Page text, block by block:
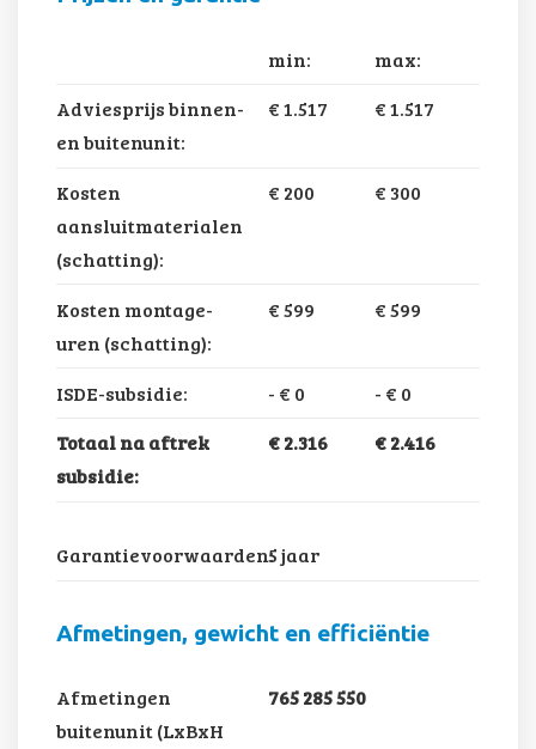
min:
max:
Adviesprijs binnen-
en buitenunit:
€ 1.517 € 1.517
Kosten
aansluitmaterialen
(schatting):
€ 200 € 300
Kosten montage-
uren (schatting):
€ 599 € 599
ISDE-subsidie: - € 0 - € 0
Totaal na aftrek
subsidie:
€ 2.316 € 2.416
Garantievoorwaarden:5 jaar
Afmetingen, gewicht en efficiëntie
Afmetingen
buitenunit (LxBxH
765 285 550